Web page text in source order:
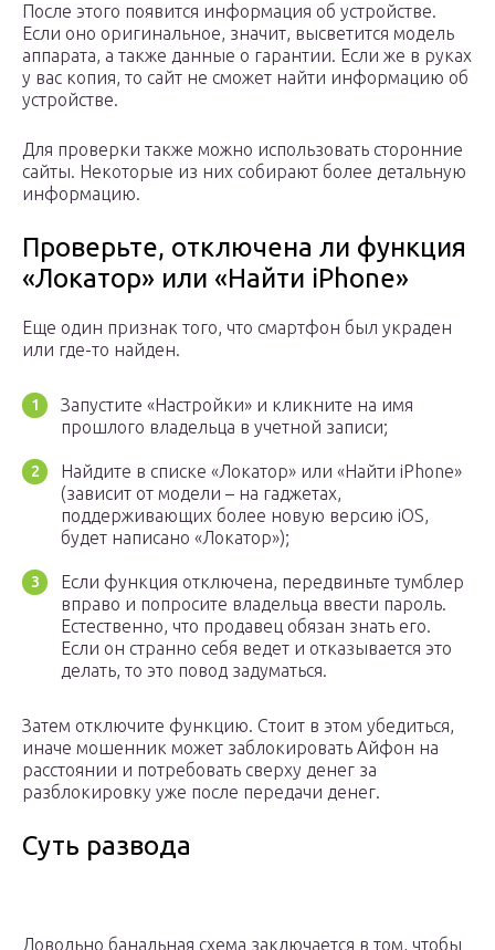
После этого появится информация об устройстве.
Если оно оригинальное, значит, высветится модель
аппарата, а также данные о гарантии. Если же в руках
у вас копия, то сайт не сможет найти информацию об
устройстве.
Для проверки также можно использовать сторонние
сайты. Некоторые из них собирают более детальную
информацию.
Проверьте, отключена ли функция
«Локатор» или «Найти iPhone»
Еще один признак того, что смартфон был украден
или где-то найден.
Запустите «Настройки» и кликните на имя
прошлого владельца в учетной записи;
Найдите в списке «Локатор» или «Найти iPhone»
(зависит от модели – на гаджетах,
поддерживающих более новую версию iOS,
будет написано «Локатор»);
Если функция отключена, передвиньте тумблер
вправо и попросите владельца ввести пароль.
Естественно, что продавец обязан знать его.
Если он странно себя ведет и отказывается это
делать, то это повод задуматься.
Затем отключите функцию. Стоит в этом убедиться,
иначе мошенник может заблокировать Айфон на
расстоянии и потребовать сверху денег за
разблокировку уже после передачи денег.
Суть развода
Довольно банальная схема заключается в том, чтобы